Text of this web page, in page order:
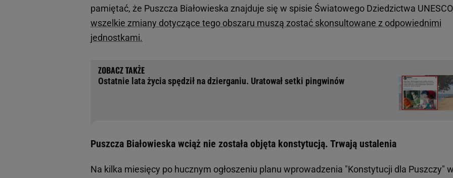
pamiętać, że Puszcza Białowieska znajduje się w spisie Światowego Dziedzictwa
wszelkie zmiany dotyczące tego obszaru muszą zostać skonsultowane z odpowiednimi
jednostkami.
Ostatnie lata życia spędził na dzierganiu. Uratował setki pingwinów
Puszcza Białowieska wciąż nie została objęta konstytucją. Trwają ustalenia
Na kilka miesięcy po hucznym ogłoszeniu planu wprowadzenia "Konstytucji dla Puszczy"